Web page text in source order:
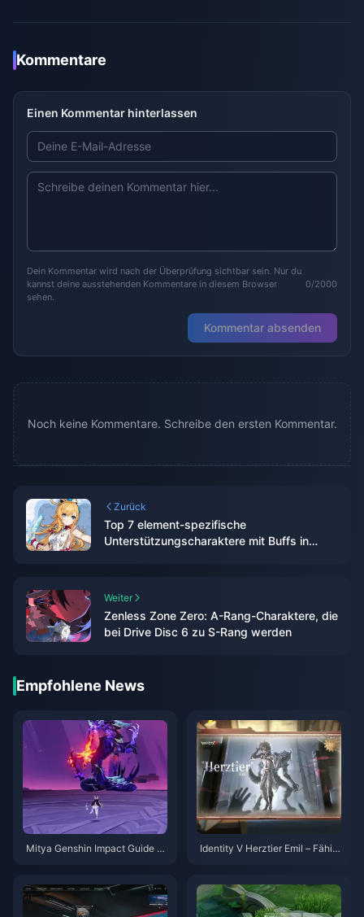
Kommentare
Einen Kommentar hinterlassen
Dein Kommentar wird nach der Überprüfung sichtbar sein. Nur du
kannst deine ausstehenden Kommentare in diesem Browser
sehen.
0/2000
Kommentar absenden
Noch keine Kommentare. Schreibe den ersten Kommentar.
Zurück
Top 7 element-spezifische
Unterstützungscharaktere mit Buffs in
Weiter
Zenless Zone Zero: A-Rang-Charaktere, die
bei Drive Disc 6 zu S-Rang werden
Empfohlene News
Mitya Genshin Impact Guide |
Identity V Herztier Emil – Fähig